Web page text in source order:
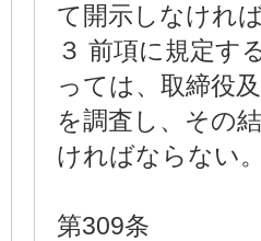
て開示しなけれ
３ 前項に規定す
っては、取締役
を調査し、その
ければならない。
第309条